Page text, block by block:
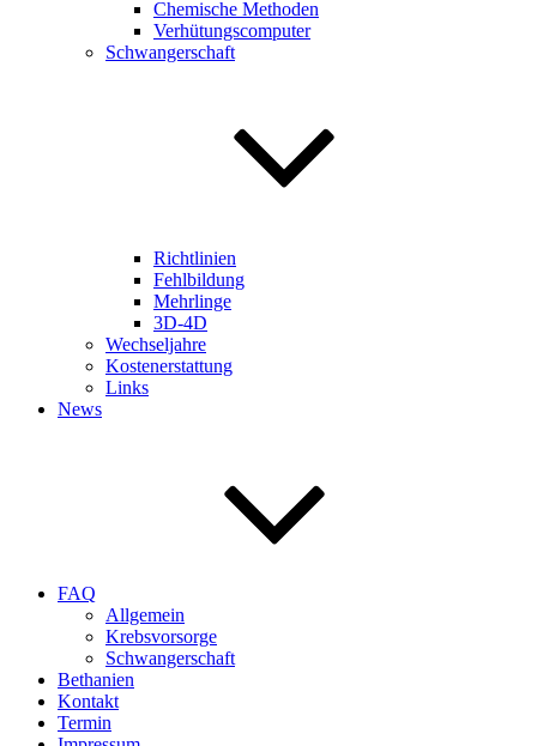
Chemische Methoden
Verhütungscomputer
Schwangerschaft
Richtlinien
Fehlbildung
Mehrlinge
3D-4D
Wechseljahre
Kostenerstattung
Links
News
FAQ
Allgemein
Krebsvorsorge
Schwangerschaft
Bethanien
Kontakt
Termin